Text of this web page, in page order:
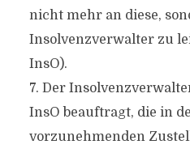
nicht mehr an diese,
Insolvenzverwalter zu
InsO).
7. Der
InsO beauftragt, die in
vorzunehmenden